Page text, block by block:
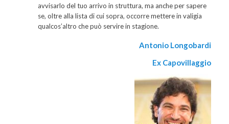
avvisarlo del tuo arrivo in struttura, ma anche per sapere
se, oltre alla lista di cui sopra, occorre mettere in valigia
qualcos’altro che può servire in stagione.
Antonio Longobardi
Ex Capovillaggio